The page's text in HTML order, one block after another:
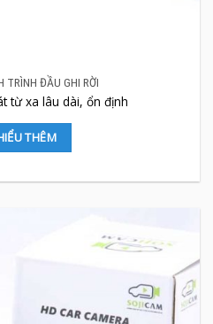
TRÌNH ĐẦU GHI RỜI
từ xa lâu dài, ổn định
THÊM